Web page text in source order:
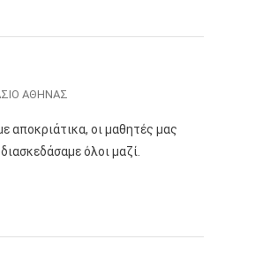
ΑΘΗΝΑΣ
αποκριάτικα, οι μαθητές μας
όλοι μαζί.